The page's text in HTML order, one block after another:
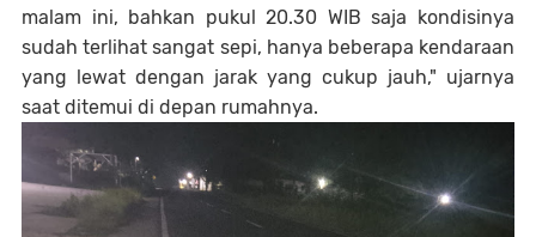
malam ini, bahkan pukul 20.30 WIB saja kondisinya
sudah terlihat sangat sepi, hanya beberapa kendaraan
yang lewat dengan jarak yang cukup jauh," ujarnya
saat ditemui di depan rumahnya.